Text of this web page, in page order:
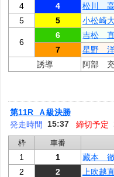
4
4 松川
5
5 小松崎
6
6 吉松
7
星野
誘導
阿部
第11R Ａ級決勝
発走時間
15:37 締切予定
枠 車番
1 1 藏本
2
2 上吹越